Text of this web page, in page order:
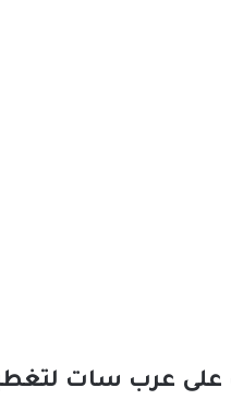
على عرب سات